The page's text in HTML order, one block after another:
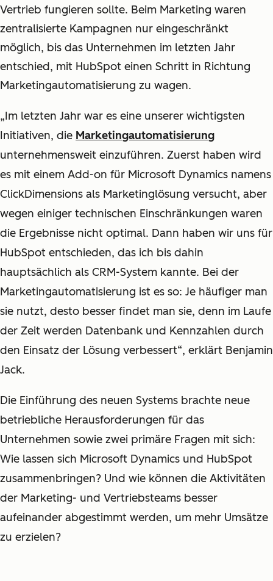
Vertrieb fungieren sollte. Beim Marketing waren
zentralisierte Kampagnen nur eingeschränkt
möglich, bis das Unternehmen im letzten Jahr
entschied, mit HubSpot einen Schritt in Richtung
Marketingautomatisierung zu wagen.
„Im letzten Jahr war es eine unserer wichtigsten
Initiativen, die Marketingautomatisierung
unternehmensweit einzuführen. Zuerst haben wird
es mit einem Add-on für Microsoft Dynamics namens
ClickDimensions als Marketinglösung versucht, aber
wegen einiger technischen Einschränkungen waren
die Ergebnisse nicht optimal. Dann haben wir uns für
HubSpot entschieden, das ich bis dahin
hauptsächlich als CRM-System kannte. Bei der
Marketingautomatisierung ist es so: Je häufiger man
sie nutzt, desto besser findet man sie, denn im Laufe
der Zeit werden Datenbank und Kennzahlen durch
den Einsatz der Lösung verbessert“, erklärt Benjamin
Jack.
Die Einführung des neuen Systems brachte neue
betriebliche Herausforderungen für das
Unternehmen sowie zwei primäre Fragen mit sich:
Wie lassen sich Microsoft Dynamics und HubSpot
zusammenbringen? Und wie können die Aktivitäten
der Marketing- und Vertriebsteams besser
aufeinander abgestimmt werden, um mehr Umsätze
zu erzielen?